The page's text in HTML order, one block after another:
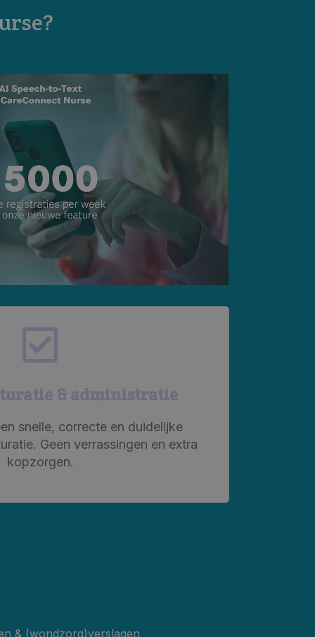
& administratie
snelle, correcte en duidelijke
Geen verrassingen en extra
kopzorgen.
& (wondzorg)verslagen